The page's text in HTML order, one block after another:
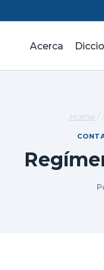
Acerca
Home /